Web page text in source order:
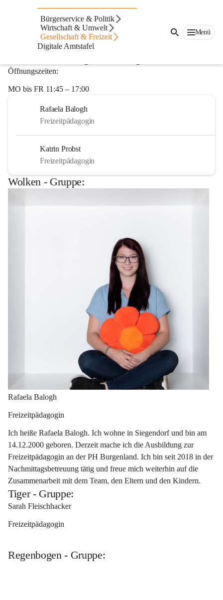
Bürgerservice & Politik
Wirtschaft & Umwelt
Gesellschaft & Freizeit
Digitale Amtstafel
Menü
Team der schulischen
Tagesbetreuung
Öffnungszeiten:
MO bis FR 11:45 – 17:00
Rafaela Balogh
Freizeitpädagogin
Katrin Probst
Freizeitpädagogin
Wolken - Gruppe:
Rafaela Balogh
Freizeitpädagogin
Ich heiße Rafaela Balogh. Ich wohne in Siegendorf und bin am
14.12.2000 geboren. Derzeit mache ich die Ausbildung zur
Freizeitpädagogin an der PH Burgenland. Ich bin seit 2018 in der
Nachmittagsbetreuung tätig und freue mich weiterhin auf die
Zusammenarbeit mit dem Team, den Eltern und den Kindern.
Tiger - Gruppe:
Sarah Fleischhacker
Freizeitpädagogin
Regenbogen - Gruppe: